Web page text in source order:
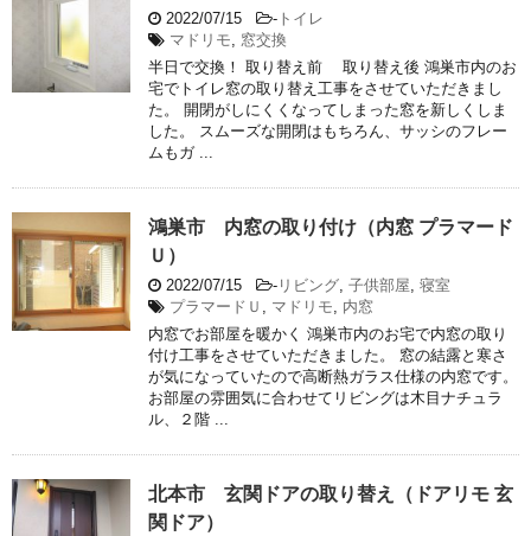
2022/07/15 - トイレ
マドリモ
窓交換
半日で交換！ 取り替え前 取り替え後 鴻巣市内のお
宅でトイレ窓の取り替え工事をさせていただきまし
た。 開閉がしにくくなってしまった窓を新しくしま
した。 スムーズな開閉はもちろん、サッシのフレー
ムもガ ...
鴻巣市 内窓の取り付け（内窓 プラマード
Ｕ）
2022/07/15 - リビング 子供部屋 寝室
プラマードＵ
マドリモ
内窓
内窓でお部屋を暖かく 鴻巣市内のお宅で内窓の取り
付け工事をさせていただきました。 窓の結露と寒さ
が気になっていたので高断熱ガラス仕様の内窓です。
お部屋の雰囲気に合わせてリビングは木目ナチュラ
ル、２階 ...
北本市 玄関ドアの取り替え（ドアリモ 玄
関ドア）